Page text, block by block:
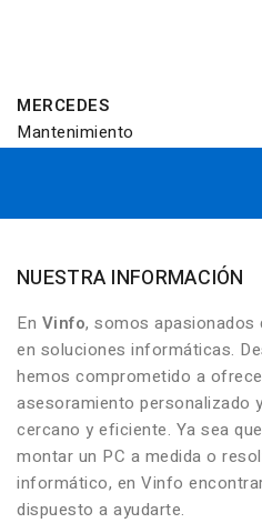
MERCEDES
Mantenimiento
NUESTRA INFORMACIÓN
En Vinfo, somos apasionados
en soluciones informáticas.
hemos comprometido a
asesoramiento personalizado
cercano y eficiente. Ya sea
montar un PC a medida o
informático, en Vinfo
dispuesto a ayudarte.